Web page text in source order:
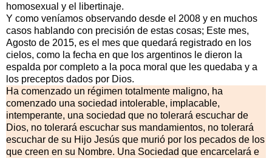
homosexual y el libertinaje.
Y como veníamos observando desde el 2008 y en muchos
casos hablando con precisión de estas cosas; Este mes,
Agosto de 2015, es el mes que quedará registrado en los
cielos, como la fecha en que los argentinos le dieron la
espalda por completo a la poca moral que les quedaba y a
los preceptos dados por Dios.
Ha comenzado un régimen totalmente maligno, ha
comenzado una sociedad intolerable, implacable,
intemperante, una sociedad que no tolerará escuchar de
Dios, no tolerará escuchar sus mandamientos, no tolerará
escuchar de su Hijo Jesús que murió por los pecados de los
que creen en su Nombre. Una Sociedad que encarcelará e